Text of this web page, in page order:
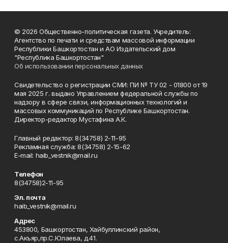
© 2026 Общественно-политическая газета. Учредитель:
Агентство по печати и средствам массовой информации
Республики Башкортостан и АО Издательский дом
"Республика Башкортостан"
Об использовании персональных данных
Свидетельство о регистрации СМИ: ПИ № ТУ 02 - 01800 от 19
мая 2025 г. выдано Управлением федеральной службы по
надзору в сфере связи, информационных технологий и
массовых коммуникаций по Республике Башкортостан.
Директор-редактор Мустафина А.К.
Главный редактор: 8(34758) 2-11-95
Рекламная служба: 8(34758) 2-15-62
Е-mаil: haib_vestnik@mail.ru
Телефон
8(34758)2-11-95
Эл. почта
haib_vestnik@mail.ru
Адрес
453800, Башкортостан, Хайбуллинский район,
с.Акъяр,пр.С.Юлаева, д.41.